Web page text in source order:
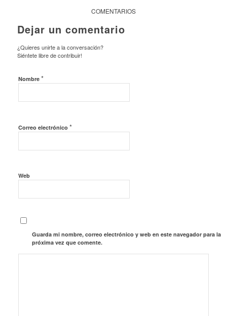
COMENTARIOS
Dejar un comentario
¿Quieres unirte a la conversación?
Siéntete libre de contribuir!
Nombre *
Correo electrónico *
Web
Guarda mi nombre, correo electrónico y web en este navegador para la
próxima vez que comente.